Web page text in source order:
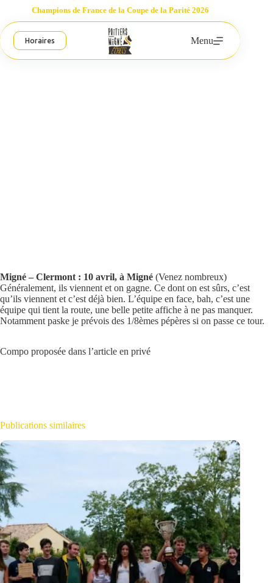
contenu
Champions de France de la Coupe de la Parité 2026
Horaires Menu
Migné – Clermont : 10 avril, à Migné (Venez nombreux)
Généralement, ils viennent et on gagne. Ce dont on est sûrs, c’est
qu’ils viennent et c’est déjà bien. L’équipe en face, bah, c’est une
équipe qui tient la route, une belle petite affiche à ne pas manquer.
Notamment paske je prévois des 1/8èmes pépères si on passe ce tour.
Compo proposée dans l’article en privé
Publications similaires